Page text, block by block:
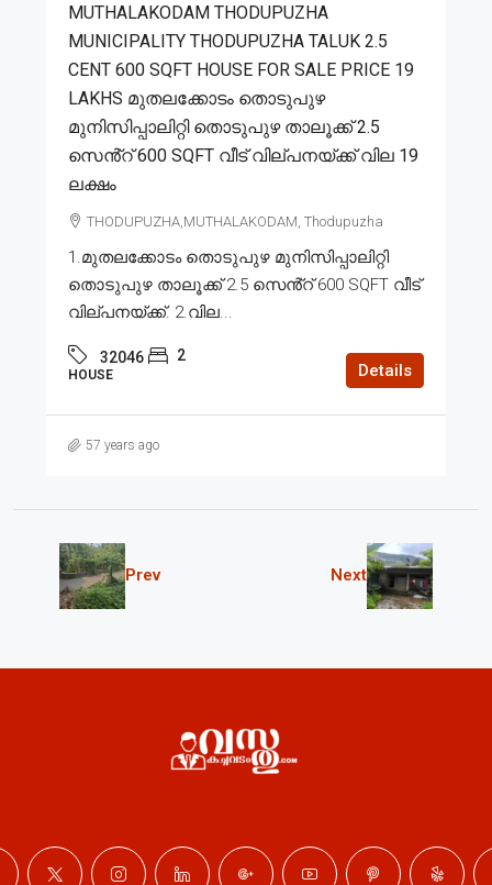
MUTHALAKODAM THODUPUZHA
MUNICIPALITY THODUPUZHA TALUK 2.5
CENT 600 SQFT HOUSE FOR SALE PRICE 19
LAKHS മുതലക്കോടം തൊടുപുഴ
മുനിസിപ്പാലിറ്റി തൊടുപുഴ താലൂക്ക് 2.5
സെൻ്റ് 600 SQFT വീട് വില്പനയ്ക്ക് വില 19
ലക്ഷം
THODUPUZHA,MUTHALAKODAM, Thodupuzha
1.മുതലക്കോടം തൊടുപുഴ മുനിസിപ്പാലിറ്റി
തൊടുപുഴ താലൂക്ക് 2.5 സെൻ്റ് 600 SQFT വീട്
വില്പനയ്ക്ക്. 2.വില...
32046 2
HOUSE Details
57 years ago
Prev Next